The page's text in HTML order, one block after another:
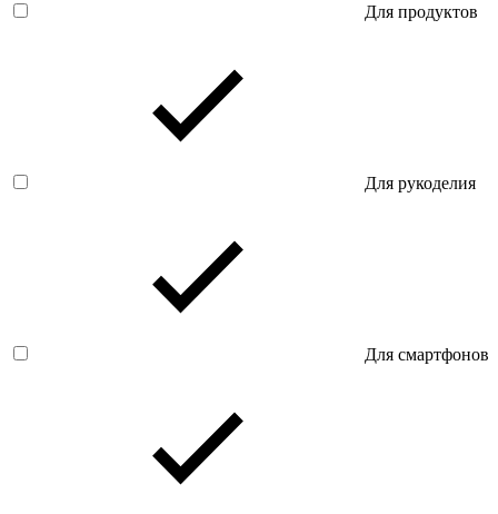
Для продуктов
Для рукоделия
Для смартфонов